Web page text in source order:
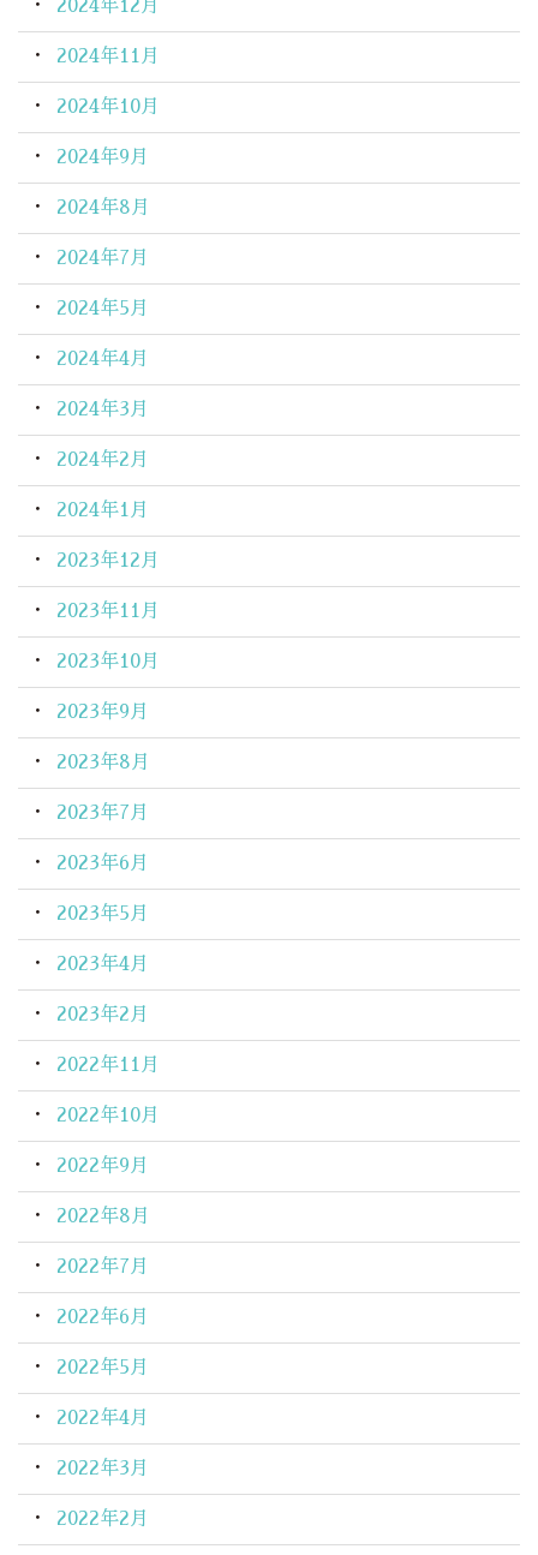
2024年12月
2024年11月
2024年10月
2024年9月
2024年8月
2024年7月
2024年5月
2024年4月
2024年3月
2024年2月
2024年1月
2023年12月
2023年11月
2023年10月
2023年9月
2023年8月
2023年7月
2023年6月
2023年5月
2023年4月
2023年2月
2022年11月
2022年10月
2022年9月
2022年8月
2022年7月
2022年6月
2022年5月
2022年4月
2022年3月
2022年2月